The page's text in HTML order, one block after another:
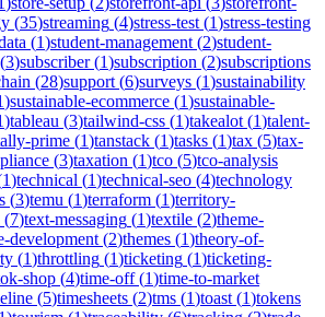
(35)streaming (4)stress-test (1)stress-testing
(1)student-management (2)student-
(3)subscriber(1)subscription (2)subscriptions
(28)support (6)surveys (1)sustainability
)sustainable-ecommerce (1)sustainable-
)tableau (3)tailwind-css (1)takealot (1)talent-
prime (1)tanstack (1)tasks (1)tax (5)tax-
(3)taxation (1)tco (5)tco-analysis
1)technical (1)technical-seo (4)technology
(3)temu (1)terraform (1)territory-
(7)text-messaging (1)textile (2)theme-
development (2)themes (1)theory-of-
(1)throttling (1)ticketing (1)ticketing-
shop (4)time-off(1)time-to-market
(5)timesheets (2)tms (1)toast (1)tokens